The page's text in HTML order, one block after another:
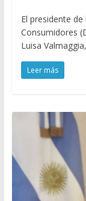
El presidente
Consumidores
Luisa
Leer más